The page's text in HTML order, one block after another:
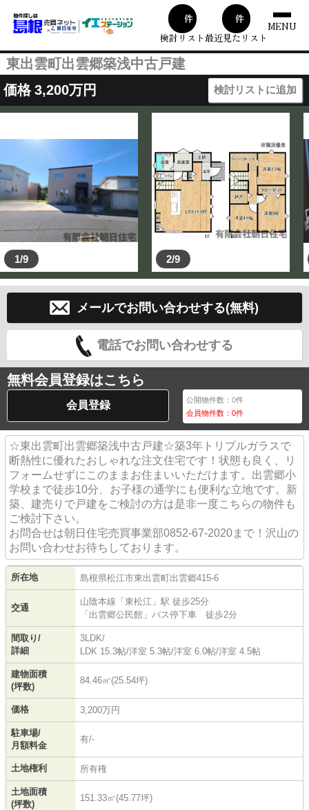
00件
検討リスト
件
最近見たリスト
MENU
東出雲町出雲郷築浅中古戸建
価格 3,200万円 検討リストに追加
1/9 2/9
メールでお問い合わせする(無料)
電話でお問い合わせする
無料会員登録はこちら
会員登録 公開物件数：0件
会員物件数：0件
☆東出雲町出雲郷築浅中古戸建☆築3年トリプルガラスで
断熱性に優れたおしゃれな注文住宅です！状態も良く、リ
フォームせずにこのままお住まいいただけます。出雲郷小
学校まで徒歩10分、お子様の通学にも便利な立地です。新
築、建売りで戸建をご検討の方は是非一度こちらの物件も
ご検討下さい。
お問合せは朝日住宅売買事業部0852-67-2020まで！沢山の
お問い合わせお待ちしております。
所在地 島根県松江市東出雲町出雲郷415-6
交通
山陰本線 「 東松江 」駅 徒歩25分
「出雲郷公民館」バス停下車 徒歩2分
間取り/
詳細
3LDK/
LDK 15.3帖/洋室 5.3帖/洋室 6.0帖/洋室 4.5帖
建物面積
(坪数)
84.46㎡(25.54坪)
価格 3,200万円
駐車場/
月額料金
有/-
土地権利 所有権
土地面積
(坪数)
151.33㎡(45.77坪)